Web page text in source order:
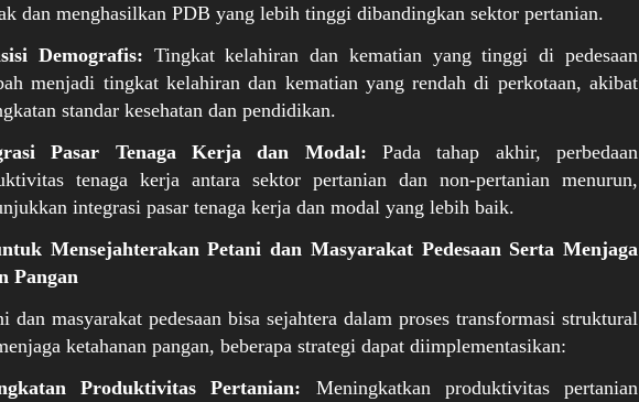
dan menghasilkan PDB yang lebih tinggi dibandingkan sektor pertanian.
Demografis: Tingkat kelahiran dan kematian yang tinggi di pedesaan
menjadi tingkat kelahiran dan kematian yang rendah di perkotaan, akibat
standar kesehatan dan pendidikan.
Pasar Tenaga Kerja dan Modal: Pada tahap akhir, perbedaan
tenaga kerja antara sektor pertanian dan non-pertanian menurun,
integrasi pasar tenaga kerja dan modal yang lebih baik.
Mensejahterakan Petani dan Masyarakat Pedesaan Serta Menjaga
Pangan
dan masyarakat pedesaan bisa sejahtera dalam proses transformasi struktural
ketahanan pangan, beberapa strategi dapat diimplementasikan:
Produktivitas Pertanian: Meningkatkan produktivitas pertanian